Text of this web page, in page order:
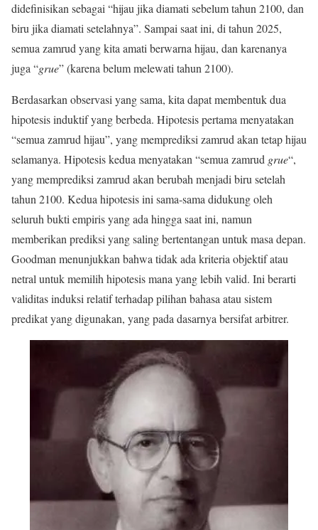
didefinisikan sebagai “hijau jika diamati sebelum tahun 2100, dan
biru jika diamati setelahnya”. Sampai saat ini, di tahun 2025,
semua zamrud yang kita amati berwarna hijau, dan karenanya
juga “grue” (karena belum melewati tahun 2100).
Berdasarkan observasi yang sama, kita dapat membentuk dua
hipotesis induktif yang berbeda. Hipotesis pertama menyatakan
“semua zamrud hijau”, yang memprediksi zamrud akan tetap hijau
selamanya. Hipotesis kedua menyatakan “semua zamrud grue“,
yang memprediksi zamrud akan berubah menjadi biru setelah
tahun 2100. Kedua hipotesis ini sama-sama didukung oleh
seluruh bukti empiris yang ada hingga saat ini, namun
memberikan prediksi yang saling bertentangan untuk masa depan.
Goodman menunjukkan bahwa tidak ada kriteria objektif atau
netral untuk memilih hipotesis mana yang lebih valid. Ini berarti
validitas induksi relatif terhadap pilihan bahasa atau sistem
predikat yang digunakan, yang pada dasarnya bersifat arbitrer.